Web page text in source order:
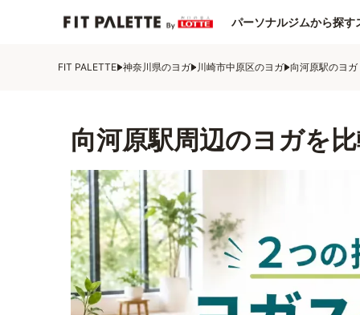
パーソナルジムから探す
FIT PALETTE 神奈川県のヨガ 川崎市中原区のヨガ 向河原駅のヨガ
向河原駅周辺のヨガを